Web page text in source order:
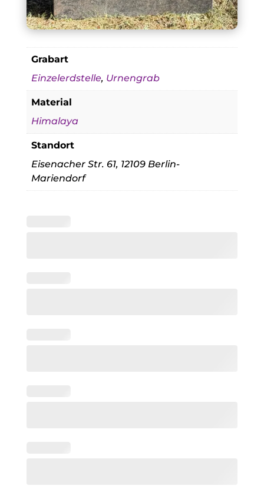
Grabart
Einzelerdstelle, Urnengrab
Material
Himalaya
Standort
Eisenacher Str. 61, 12109 Berlin-
Mariendorf